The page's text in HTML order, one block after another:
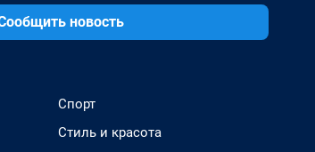
новость
Спорт
Стиль и красота